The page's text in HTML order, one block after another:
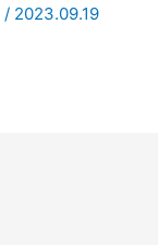
/ 2023.09.19